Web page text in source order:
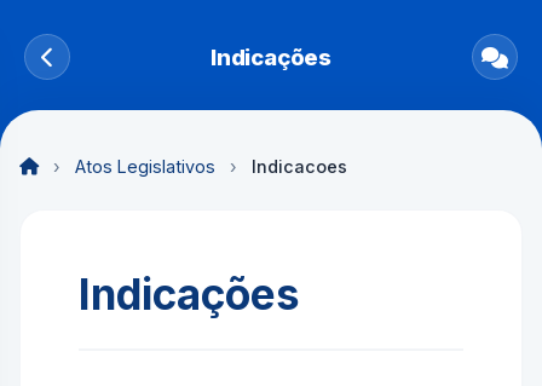
Indicações
› Atos Legislativos › Indicacoes
Indicações